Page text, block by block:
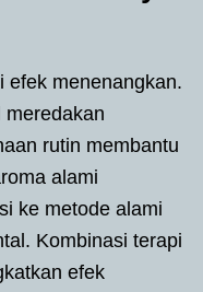
efek menenangkan.
meredakan
rutin membantu
alami
ke metode alami
Kombinasi terapi
efek